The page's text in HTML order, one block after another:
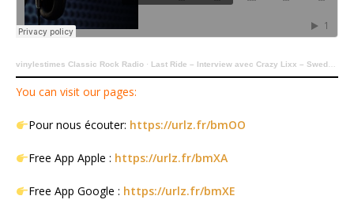
vinylestimes Classic Rock Radio · Last Ride – Interview avec Crazy Lixx – Sweden Rock 2025
You can visit our pages:
Pour nous écouter: https://urlz.fr/bmOO
Free App Apple : https://urlz.fr/bmXA
Free App Google : https://urlz.fr/bmXE